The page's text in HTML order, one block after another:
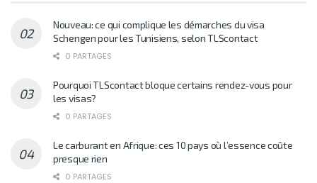
Nouveau: ce qui complique les démarches du visa
Schengen pour les Tunisiens, selon TLScontact
0 PARTAGES
Pourquoi TLScontact bloque certains rendez-vous pour
les visas?
0 PARTAGES
Le carburant en Afrique: ces 10 pays où l’essence coûte
presque rien
0 PARTAGES